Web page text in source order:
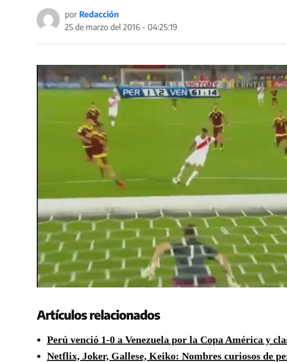
por Redacción
25 de marzo del 2016 - 04:25:19
Artículos relacionados
Perú venció 1-0 a Venezuela por la Copa América y
Netflix, Joker, Gallese, Keiko: Nombres curiosos de